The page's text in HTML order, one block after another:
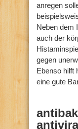
anregen
Neben dem
auch der
gegen
Ebenso hilft
eine gute